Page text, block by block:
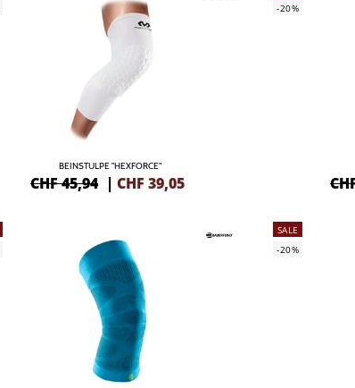
BEINSTULPE "HEXFORCE"
CHF 45,94 | CHF 39,05
-20%
SALE
-20%